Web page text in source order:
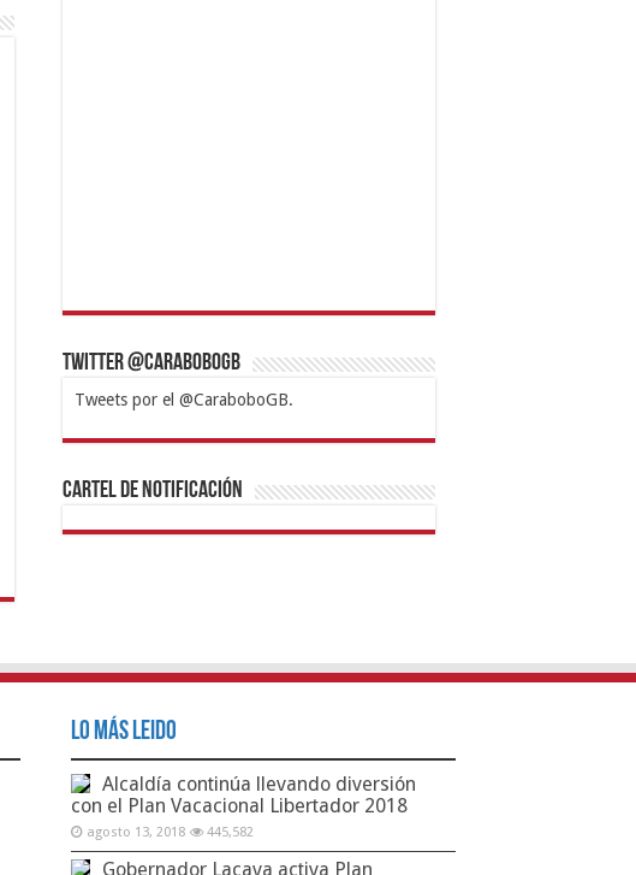
Twitter @CaraboboGB
Tweets por el @CaraboboGB.
1xbetBetturkeyBetistKralbetSupertotobetTipobet
https://mvbcasino.com/
Cartel de Notificación
Lo Más Leido
Alcaldía continúa llevando diversión
con el Plan Vacacional Libertador 2018
agosto 13, 2018 445,582
Gobernador Lacava activa Plan